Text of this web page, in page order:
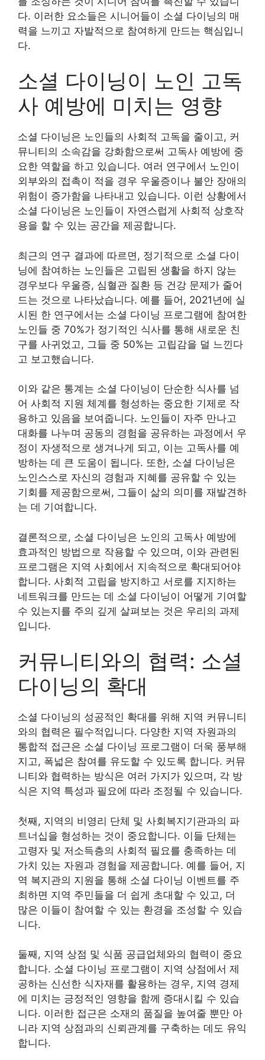
다. 이러한 요소들은 시니어들이 소셜 다이닝의 매
력을 느끼고 자발적으로 참여하게 만드는 핵심입니
다.
소셜 다이닝이 노인 고독
사 예방에 미치는 영향
소셜 다이닝은 노인들의 사회적 고독을 줄이고, 커
뮤니티의 소속감을 강화함으로써 고독사 예방에 중
요한 역할을 하고 있습니다. 여러 연구에서 노인이
외부와의 접촉이 적을 경우 우울증이나 불안 장애의
위험이 증가함을 나타내고 있습니다. 이런 상황에서
소셜 다이닝은 노인들이 자연스럽게 사회적 상호작
용을 할 수 있는 공간을 제공합니다.
최근의 연구 결과에 따르면, 정기적으로 소셜 다이
닝에 참여하는 노인들은 고립된 생활을 하지 않는
경우보다 우울증, 심혈관 질환 등 건강 문제가 줄어
드는 것으로 나타났습니다. 예를 들어, 2021년에 실
시된 한 연구에서는 소셜 다이닝 프로그램에 참여한
노인들 중 70%가 정기적인 식사를 통해 새로운 친
구를 사귀었고, 그들 중 50%는 고립감을 덜 느낀다
고 보고했습니다.
이와 같은 통계는 소셜 다이닝이 단순한 식사를 넘
어 사회적 지원 체계를 형성하는 중요한 기제로 작
용하고 있음을 보여줍니다. 노인들이 자주 만나고
대화를 나누며 공동의 경험을 공유하는 과정에서 우
정이 자생적으로 생겨나게 되고, 이는 고독사를 예
방하는 데 큰 도움이 됩니다. 또한, 소셜 다이닝은
노인스스로 자신의 경험과 지혜를 공유할 수 있는
기회를 제공함으로써, 그들이 삶의 의미를 재발견하
는 데 기여합니다.
결론적으로, 소셜 다이닝은 노인의 고독사 예방에
효과적인 방법으로 작용할 수 있으며, 이와 관련된
프로그램은 지역 사회에서 지속적으로 확대되어야
합니다. 사회적 고립을 방지하고 서로를 지지하는
네트워크를 만드는 데 소셜 다이닝이 어떻게 기여할
수 있는지를 주의 깊게 살펴보는 것은 우리의 과제
입니다.
커뮤니티와의 협력: 소셜
다이닝의 확대
소셜 다이닝의 성공적인 확대를 위해 지역 커뮤니티
와의 협력은 필수적입니다. 다양한 지역 자원과의
통합적 접근은 소셜 다이닝 프로그램이 더욱 풍부해
지고, 폭넓은 참여를 유도할 수 있도록 합니다. 커뮤
니티와 협력하는 방식은 여러 가지가 있으며, 각 방
식은 지역 특성과 필요에 따라 조정될 수 있습니다.
첫째, 지역의 비영리 단체 및 사회복지기관과의 파
트너십을 형성하는 것이 중요합니다. 이들 단체는
고령자 및 저소득층의 사회적 필요를 충족하는 데
가치 있는 자원과 경험을 제공합니다. 예를 들어, 지
역 복지관의 지원을 통해 소셜 다이닝 이벤트를 주
최하면 지역 주민들을 더 쉽게 초대할 수 있고, 더
많은 이들이 참여할 수 있는 환경을 조성할 수 있습
니다.
둘째, 지역 상점 및 식품 공급업체와의 협력이 중요
합니다. 소셜 다이닝 프로그램이 지역 상점에서 제
공하는 신선한 식자재를 활용하는 경우, 지역 경제
에 미치는 긍정적인 영향을 함께 증대시킬 수 있습
니다. 이러한 접근은 소재의 품질을 높여줄 뿐만 아
니라 지역 상점과의 신뢰관계를 구축하는 데도 유익
합니다.